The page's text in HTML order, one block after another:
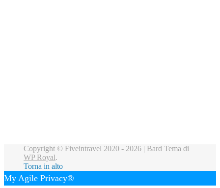
Copyright © Fiveintravel 2020 - 2026 | Bard Tema di
WP Royal.
Torna in alto
My Agile Privacy®